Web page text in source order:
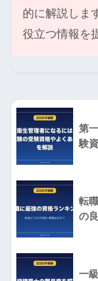
的に解説しま
役立つ情報を
第
験
転
の
一